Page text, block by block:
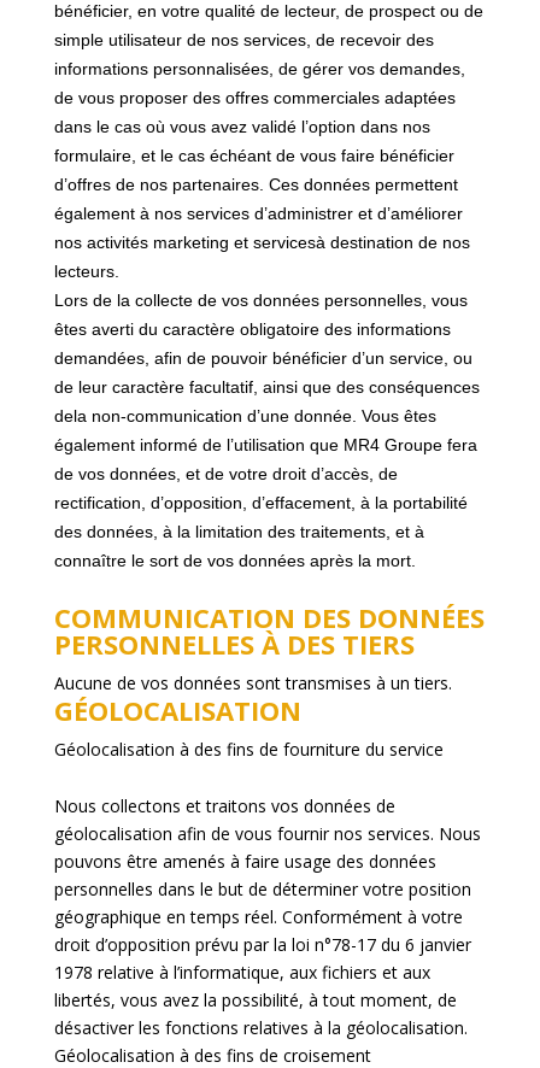
bénéficier, en votre qualité de lecteur, de prospect ou de
simple utilisateur de nos services, de recevoir des
informations personnalisées, de gérer vos demandes,
de vous proposer des offres commerciales adaptées
dans le cas où vous avez validé l’option dans nos
formulaire, et le cas échéant de vous faire bénéficier
d’offres de nos partenaires. Ces données permettent
également à nos services d’administrer et d’améliorer
nos activités marketing et servicesà destination de nos
lecteurs.
Lors de la collecte de vos données personnelles, vous
êtes averti du caractère obligatoire des informations
demandées, afin de pouvoir bénéficier d’un service, ou
de leur caractère facultatif, ainsi que des conséquences
dela non-communication d’une donnée. Vous êtes
également informé de l’utilisation que MR4 Groupe fera
de vos données, et de votre droit d’accès, de
rectification, d’opposition d’effacement, à la portabilité
des données, à la limitation des traitements, et à
connaître le sort de vos données après la mort.
COMMUNICATION DES DONNÉES
PERSONNELLES À DES TIERS
Aucune de vos données sont transmises à un tiers.
GÉOLOCALISATION
Géolocalisation à des fins de fourniture du service
Nous collectons et traitons vos données de
géolocalisation afin de vous fournir nos services. Nous
pouvons être amenés à faire usage des données
personnelles dans le but de déterminer votre position
géographique en temps réel. Conformément à votre
droit d’opposition prévu par la loi n°78-17 du 6 janvier
1978 relative à l’informatique, aux fichiers et aux
libertés, vous avez la possibilité, à tout moment, de
désactiver les fonctions relatives à la géolocalisation.
Géolocalisation à des fins de croisement